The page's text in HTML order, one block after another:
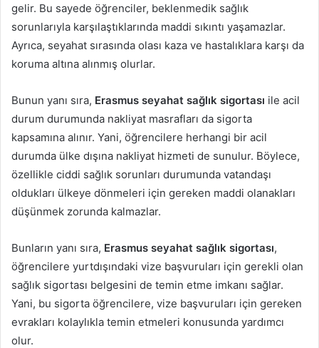
gelir. Bu sayede öğrenciler, beklenmedik sağlık
sorunlarıyla karşılaştıklarında maddi sıkıntı yaşamazlar.
Ayrıca, seyahat sırasında olası kaza ve hastalıklara karşı da
koruma altına alınmış olurlar.
Bunun yanı sıra, Erasmus seyahat sağlık sigortası ile acil
durum durumunda nakliyat masrafları da sigorta
kapsamına alınır. Yani, öğrencilere herhangi bir acil
durumda ülke dışına nakliyat hizmeti de sunulur. Böylece,
özellikle ciddi sağlık sorunları durumunda vatandaşı
oldukları ülkeye dönmeleri için gereken maddi olanakları
düşünmek zorunda kalmazlar.
Bunların yanı sıra, Erasmus seyahat sağlık sigortası,
öğrencilere yurtdışındaki vize başvuruları için gerekli olan
sağlık sigortası belgesini de temin etme imkanı sağlar.
Yani, bu sigorta öğrencilere, vize başvuruları için gereken
evrakları kolaylıkla temin etmeleri konusunda yardımcı
olur.